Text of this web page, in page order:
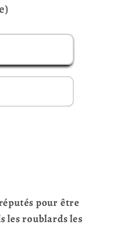
pour être
les roublards les